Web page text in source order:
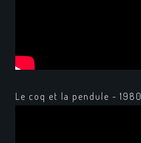
Le coq et la pendule - 1980